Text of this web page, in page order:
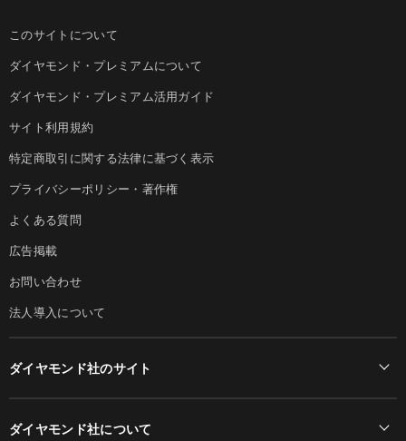
このサイトについて
ダイヤモンド・プレミアムについて
ダイヤモンド・プレミアム活用ガイド
サイト利用規約
特定商取引に関する法律に基づく表示
プライバシーポリシー・著作権
よくある質問
広告掲載
お問い合わせ
法人導入について
ダイヤモンド社のサイト
ダイヤモンド社について